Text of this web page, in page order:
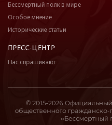
Бессмертный полк в мире
Особое мнение
Исторические статьи
ПРЕСС-ЦЕНТР
Нас спрашивают
© 2015-2026
общественного
«Бессмертный